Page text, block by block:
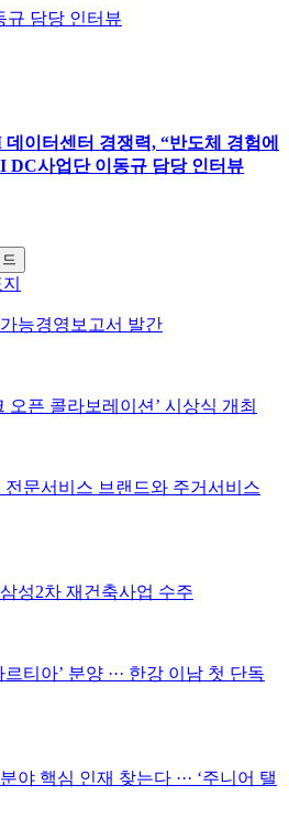
이터센터 경쟁력, “반도체 경험에
DC사업단 이동규 담당 인터뷰
능경영보고서 발간
오픈 콜라보레이션’ 시상식 개최
전문서비스 브랜드와 주거서비스
성2차 재건축사업 수주
티아’ 분양 ··· 한강 이남 첫 단독
야 핵심 인재 찾는다 ··· ‘주니어 탤